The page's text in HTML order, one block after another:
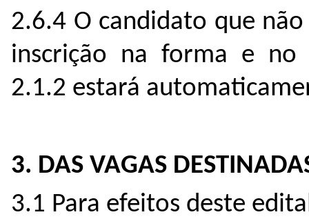
2.6.4 O candidato que
inscrição na forma e no
2.1.2 estará
3. DAS VAGAS
3.1 Para efeitos deste